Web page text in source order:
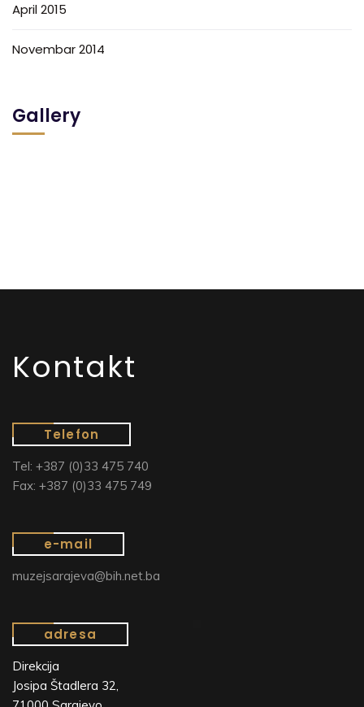
April 2015
Novembar 2014
Gallery
Kontakt
Telefon
Tel: +387 (0)33 475 740
Fax: +387 (0)33 475 749
e-mail
muzejsarajeva@bih.net.ba
adresa
Direkcija
Josipa Štadlera 32,